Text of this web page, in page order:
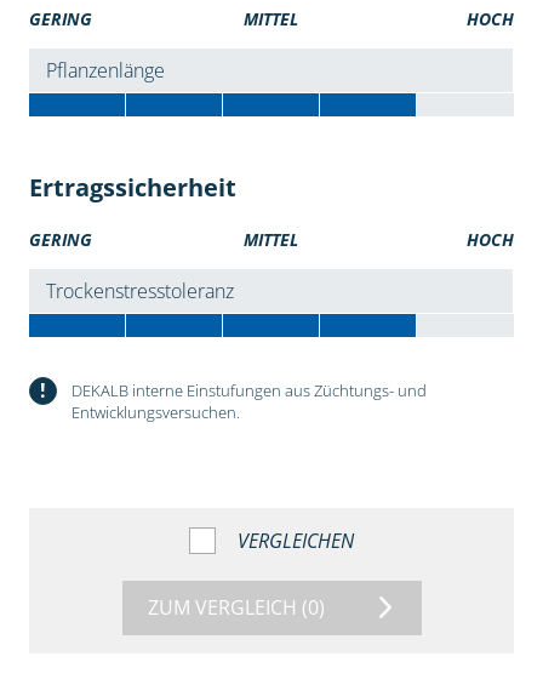
GERING MITTEL HOCH
Pflanzenlänge
Ertragssicherheit
GERING MITTEL HOCH
Trockenstresstoleranz
!
DEKALB interne Einstufungen aus Züchtungs- und
Entwicklungsversuchen.
VERGLEICHEN
ZUM VERGLEICH (0)